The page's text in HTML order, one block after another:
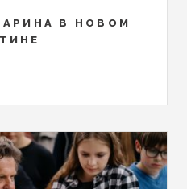
В НОВОМ